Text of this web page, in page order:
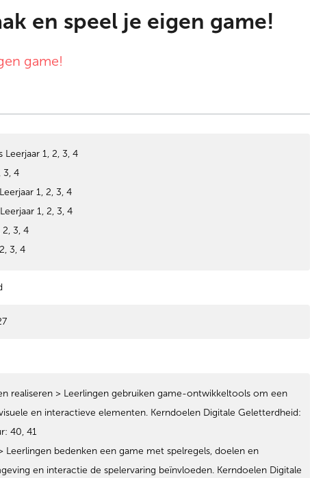
en speel je eigen game!
game!
1, 2, 3, 4
3, 4
1, 2, 3, 4
1, 2, 3, 4
3, 4
3, 4
realiseren > Leerlingen gebruiken game-ontwikkeltools om een
en interactieve elementen. Kerndoelen Digitale Geletterdheid:
40, 41
bedenken een game met spelregels, doelen en
en interactie de spelervaring beïnvloeden. Kerndoelen Digitale